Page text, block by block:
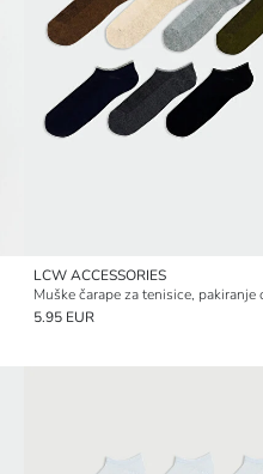
LCW ACCESSORIES
5.95 EUR